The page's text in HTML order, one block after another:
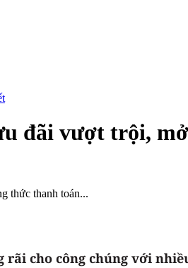
đãi vượt trội,
thức thanh toán...
rãi cho công chúng với